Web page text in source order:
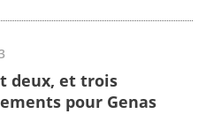
deux, et trois
pour Genas